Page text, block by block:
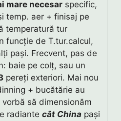
mare necesar specific,
temp. aer + finisaj pe
temperatură tur
funcție de T.tur.calcul,
pași. Frecvent, pas de
baie pe colț, sau un
pereți exteriori. Mai nou
+ bucătărie au
vorbă să dimensionăm
radiante cât China pași